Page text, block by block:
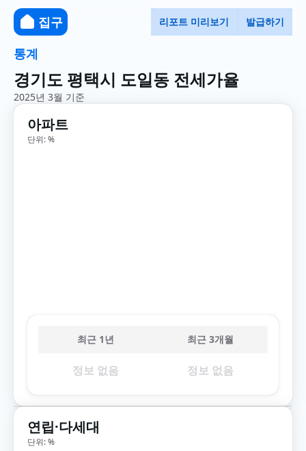
집구 리포트 미리보기 발급하기
통계
경기도 평택시 도일동 전세가율
2025년 3월 기준
아파트
단위: %
최근 1년 최근 3개월
정보 없음 정보 없음
연립·다세대
단위: %